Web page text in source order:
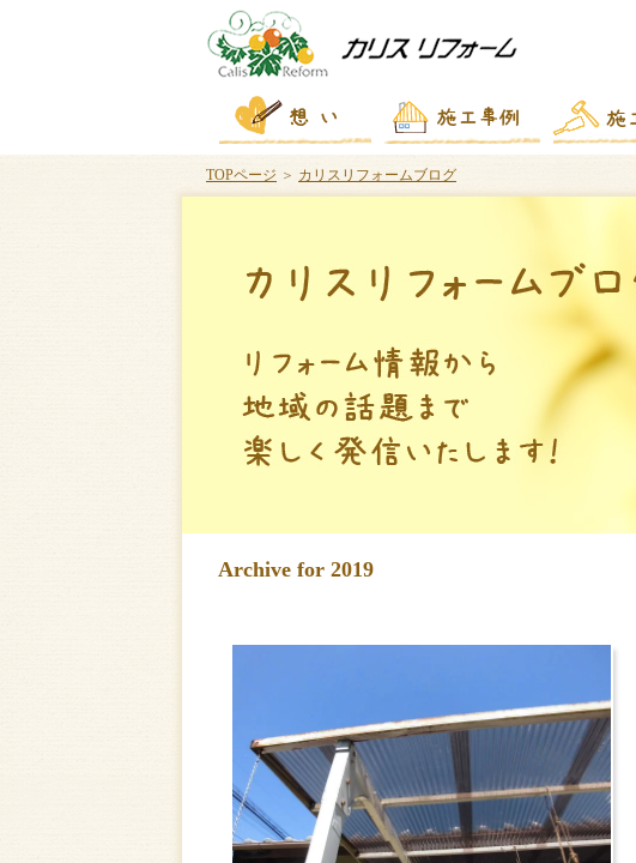
TOPページ ＞ カリスリフォームブログ
Archive for 2019